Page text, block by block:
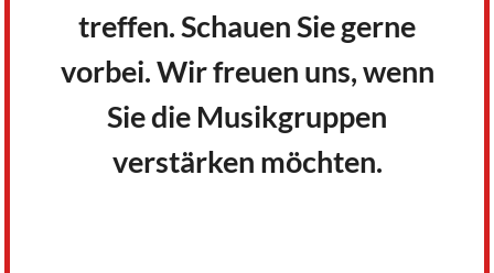
treffen. Schauen Sie gerne
vorbei. Wir freuen uns, wenn
Sie die Musikgruppen
verstärken möchten.